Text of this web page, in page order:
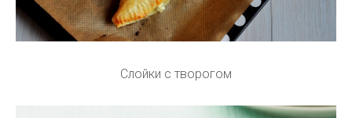
Слойки с творогом